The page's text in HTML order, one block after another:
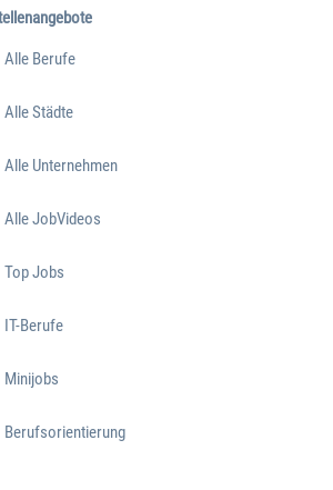
Alle Berufe
Alle Städte
Alle Unternehmen
Alle JobVideos
Top Jobs
IT-Berufe
Minijobs
Berufsorientierung